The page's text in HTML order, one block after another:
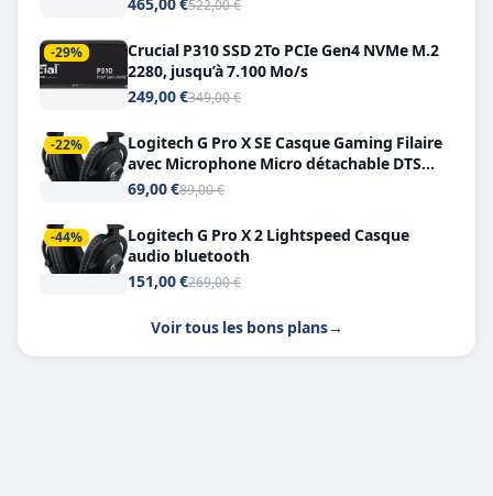
465,00 €522,00 €
-29%
Crucial P310 SSD 2To PCIe Gen4 NVMe M.2
2280, jusqu’à 7.100 Mo/s
249,00 €349,00 €
-22%
Logitech G Pro X SE Casque Gaming Filaire
avec Microphone Micro détachable DTS
Headphone X 7.1
69,00 €89,00 €
-44%
Logitech G Pro X 2 Lightspeed Casque
audio bluetooth
151,00 €269,00 €
Voir tous les bons plans→